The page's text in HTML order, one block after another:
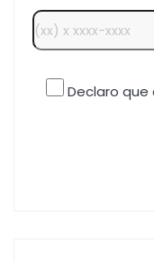
Declaro que